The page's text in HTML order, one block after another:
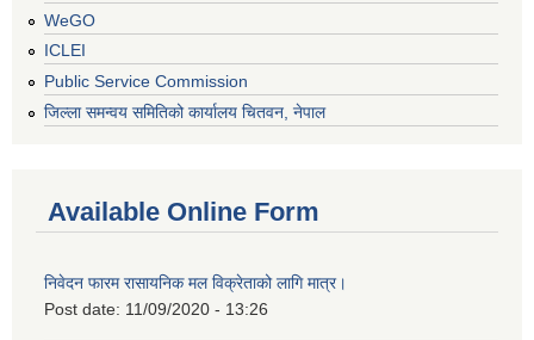
WeGO
ICLEI
Public Service Commission
जिल्ला समन्वय समितिको कार्यालय चितवन, नेपाल
Available Online Form
निवेदन फारम रासायनिक मल विक्रेताको लागि मात्र।
Post date: 11/09/2020 - 13:26